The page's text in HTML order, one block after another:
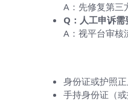
A：先修复第三
Q：人工申诉需
A：视平台审核
身份证或护照
手持身份证（